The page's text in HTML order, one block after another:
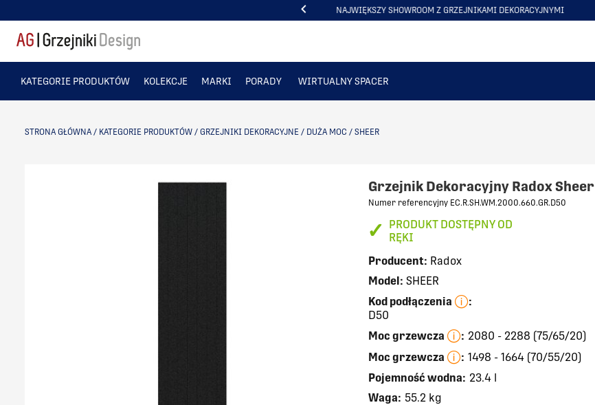
DARMOWA WYSYŁKA OD 5000 ZŁ . ZOBACZ
ITEM
KATEGORIE PRODUKTÓW KOLEKCJE MARKI PORADY WIRTUALNY SPACER
STRONA GŁÓWNA / KATEGORIE PRODUKTÓW / GRZEJNIKI DEKORACYJNE / DUŻA MOC / SHEER
Grzejnik Dekoracyjny Radox Sheer
Numer referencyjny EC.R.SH.WM.2000.660.GR.D50
✓ PRODUKT DOSTĘPNY OD
RĘKI
Producent: Radox
Model: SHEER
Kod podłączenia
:
D50
Moc grzewcza
: 2080 - 2288 (75/65/20)
Moc grzewcza
: 1498 - 1664 (70/55/20)
Pojemność wodna: 23.4 l
Waga: 55.2 kg